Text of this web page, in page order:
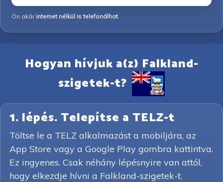
Ön akár internet nélkül is telefonálhat.
Hogyan hívjuk a(z) Falkland-
szigetek-t?
1. lépés. Telepítse a TELZ-t
Töltse le a TELZ alkalmazást a mobiljára, az
App Store vagy a Google Play gombra kattintva.
Ez ingyenes. Csak néhány lépésnyire van attól,
hogy elkezdje hívni a Falkland-szigetek-t.